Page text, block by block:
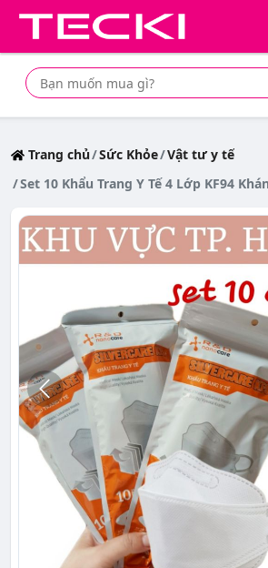
Tìm mua sản phẩm giá rẻ
Trang chủ Sức Khỏe Vật tư y tế
Set 10 Khẩu Trang Y Tế 4 Lớp KF94 Kháng Khuẩn